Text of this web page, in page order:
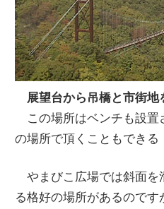
展望台から吊橋と市街地
この場所はベンチも設置
の場所で頂くこともできる
やまびこ広場では斜面を
る格好の場所があるので